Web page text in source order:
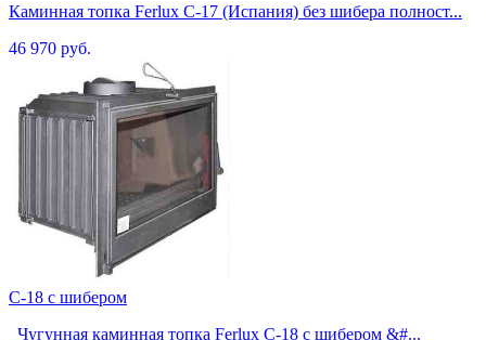
Каминная топка Ferlux C-17 (Испания) без шибера полност...
46 970 руб.
C-18 с шибером
Чугунная каминная топка Ferlux C-18 с шибером &#...